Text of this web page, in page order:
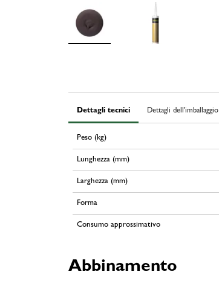
Dettagli tecnici Dettagli dell'imballaggio
Peso (kg)
Lunghezza (mm)
Larghezza (mm)
Forma
Consumo approssimativo
Abbinamento